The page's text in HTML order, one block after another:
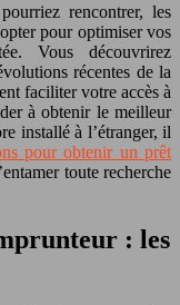
rencontrer, les
pour optimiser vos
Vous découvrirez
récentes de la
faciliter votre accès à
à obtenir le meilleur
installé à l’étranger, il
pour obtenir un prêt
toute recherche
: les